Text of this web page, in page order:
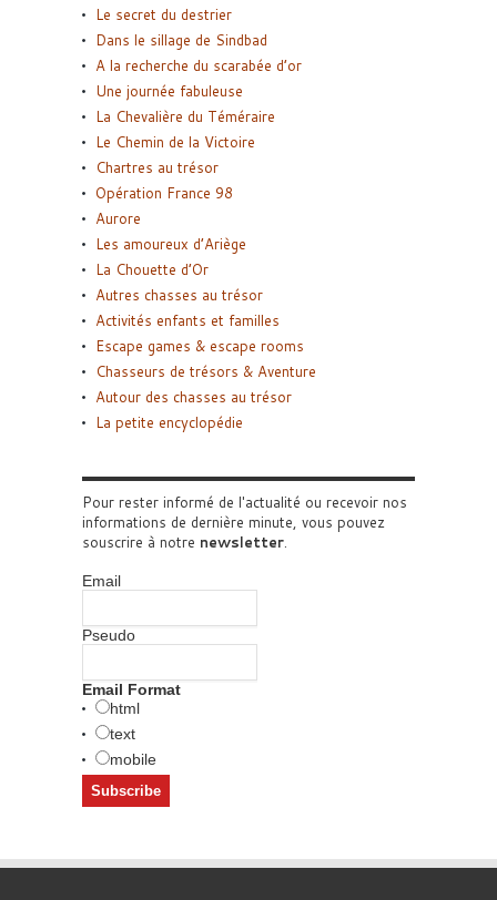
Le secret du destrier
Dans le sillage de Sindbad
A la recherche du scarabée d’or
Une journée fabuleuse
La Chevalière du Téméraire
Le Chemin de la Victoire
Chartres au trésor
Opération France 98
Aurore
Les amoureux d’Ariège
La Chouette d’Or
Autres chasses au trésor
Activités enfants et familles
Escape games & escape rooms
Chasseurs de trésors & Aventure
Autour des chasses au trésor
La petite encyclopédie
Pour rester informé de l'actualité ou recevoir nos
informations de dernière minute, vous pouvez
souscrire à notre newsletter.
Email
Pseudo
Email Format
html
text
mobile